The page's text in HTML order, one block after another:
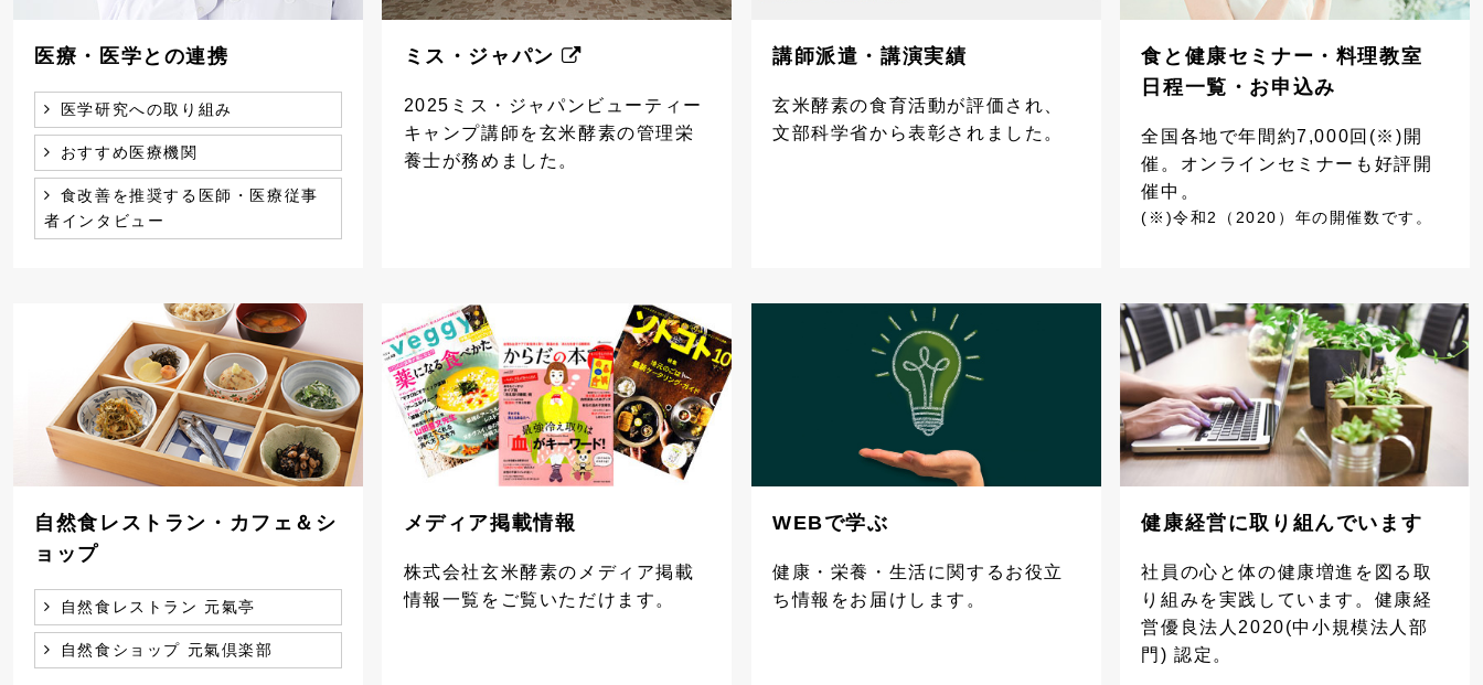
医療・医学との連携
医学研究への取り組み
おすすめ医療機関
食改善を推奨する医師・医療従事
者インタビュー
ミス・ジャパン
2025ミス・ジャパンビューティー
キャンプ講師を玄米酵素の管理栄
養士が務めました。
講師派遣・講演実績
玄米酵素の食育活動が評価され、
文部科学省から表彰されました。
食と健康セミナー・料理教室
日程一覧・お申込み
全国各地で年間約7,000回(※)開
催。オンラインセミナーも好評開
催中。
(※)令和2（2020）年の開催数です。
自然食レストラン・カフェ＆シ
ョップ
自然食レストラン 元氣亭
自然食ショップ 元氣倶楽部
メディア掲載情報
株式会社玄米酵素のメディア掲載
情報一覧をご覧いただけます。
WEBで学ぶ
健康・栄養・生活に関するお役立
ち情報をお届けします。
健康経営に取り組んでいます
社員の心と体の健康増進を図る取
り組みを実践しています。健康経
営優良法人2020(中小規模法人部
門) 認定。